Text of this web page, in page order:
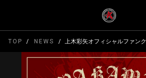
TOP NEWS 上木彩矢オフィシャルファン